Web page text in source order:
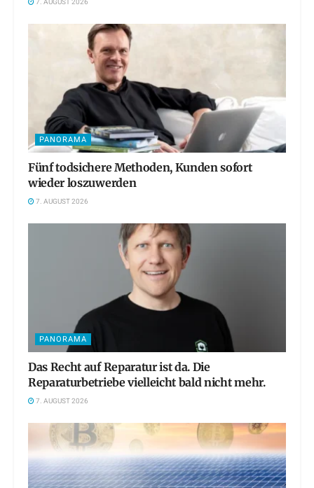
7. AUGUST 2026
PANORAMA
Fünf todsichere Methoden, Kunden sofort
wieder loszuwerden
7. AUGUST 2026
PANORAMA
Das Recht auf Reparatur ist da. Die
Reparaturbetriebe vielleicht bald nicht mehr.
7. AUGUST 2026